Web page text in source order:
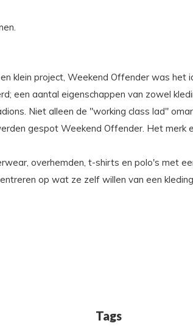
klein project, Weekend Offender was het
een aantal eigenschappen van zowel
Niet alleen de "working class lad"
gespot Weekend Offender. Het merk
overhemden, t-shirts en polo's met
op wat ze zelf willen van een
Tags